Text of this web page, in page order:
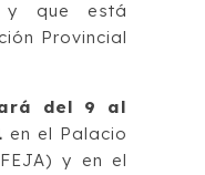
y que está
Provincial
del 9 al
en el Palacio
y en el